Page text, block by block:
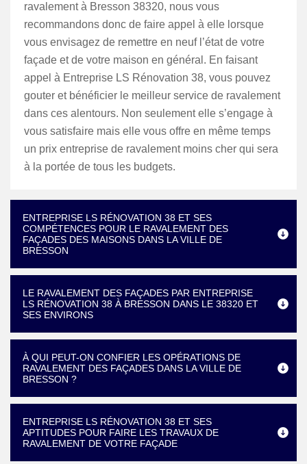
ravalement à Bresson 38320, nous vous
recommandons donc de faire appel à elle lorsque
vous envisagez de remettre en neuf l’état de votre
façade et de votre maison en général. En faisant
appel à Entreprise LS Rénovation 38, vous pouvez
gouter et bénéficier le meilleur service de ravalement
dans ces alentours. Non seulement elle s’engage à
vous satisfaire mais elle vous offre en même temps
un prix entreprise de ravalement moins cher qui sera
à la portée de tous les budgets.
ENTREPRISE LS RÉNOVATION 38 ET SES
COMPÉTENCES POUR LE RAVALEMENT DES
FAÇADES DES MAISONS DANS LA VILLE DE
BRESSON
LE RAVALEMENT DES FAÇADES PAR ENTREPRISE
LS RÉNOVATION 38 À BRESSON DANS LE 38320 ET
SES ENVIRONS
À QUI PEUT-ON CONFIER LES OPÉRATIONS DE
RAVALEMENT DES FAÇADES DANS LA VILLE DE
BRESSON ?
ENTREPRISE LS RÉNOVATION 38 ET SES
APTITUDES POUR FAIRE LES TRAVAUX DE
RAVALEMENT DE VOTRE FAÇADE